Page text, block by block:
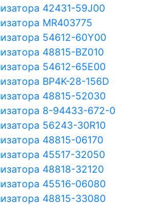
42431-59J00
MR403775
54612-60Y00
48815-BZ010
54612-65Е00
BP4K-28-156D
48815-52030
8-94433-672-0
56243-30R10
48815-06170
45517-32050
48818-32120
45516-06080
48815-33080